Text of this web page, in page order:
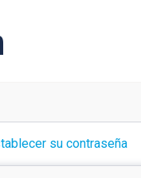
su contraseña